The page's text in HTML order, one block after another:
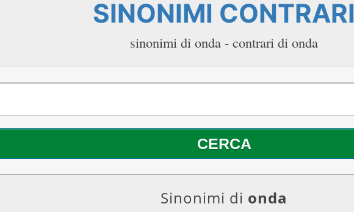
SINONIMI CONTRARI
sinonimi di onda - contrari di onda
Sinonimi di onda